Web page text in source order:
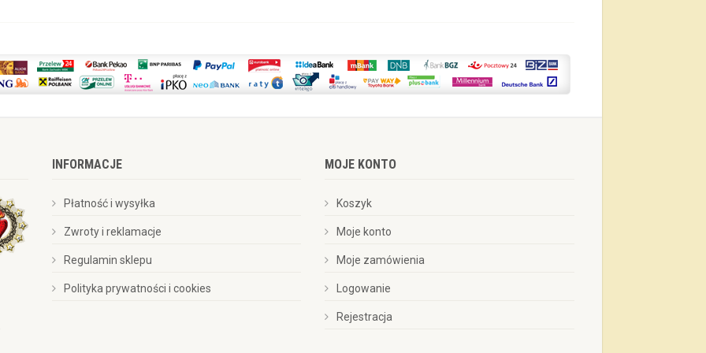
INFORMACJE
Płatność i wysyłka
Zwroty i reklamacje
Regulamin sklepu
Polityka prywatności i cookies
MOJE KONTO
Koszyk
Moje konto
Moje zamówienia
Logowanie
Rejestracja